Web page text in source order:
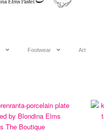
Footwear Art